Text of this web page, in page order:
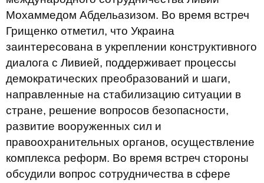
Мохаммедом Абдельазизом. Во время встреч
Грищенко отметил, что Украина
заинтересована в укреплении конструктивного
диалога с Ливией, поддерживает процессы
демократических преобразований и шаги,
направленные на стабилизацию ситуации в
стране, решение вопросов безопасности,
развитие вооруженных сил и
правоохранительных органов, осуществление
комплекса реформ. Во время встреч стороны
обсудили вопрос сотрудничества в сфере